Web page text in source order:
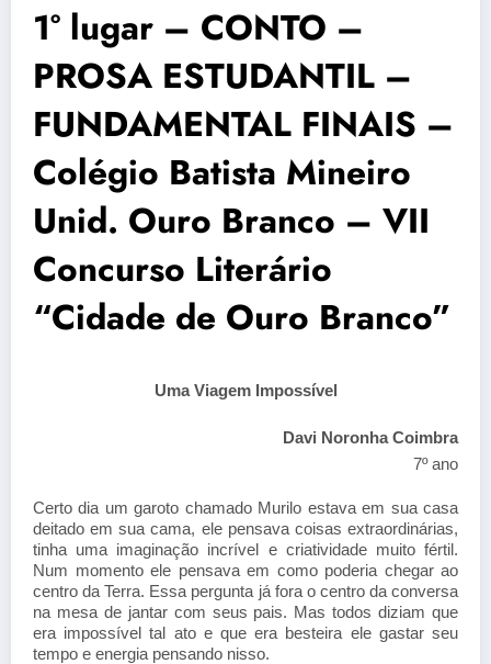
1° lugar – CONTO –
PROSA ESTUDANTIL –
FUNDAMENTAL FINAIS –
Colégio Batista Mineiro
Unid. Ouro Branco – VII
Concurso Literário
“Cidade de Ouro Branco”
Uma Viagem Impossível
Davi Noronha Coimbra
7º ano
Certo dia um garoto chamado Murilo estava em sua casa
deitado em sua cama, ele pensava coisas extraordinárias,
tinha uma imaginação incrível e criatividade muito fértil.
Num momento ele pensava em como poderia chegar ao
centro da Terra. Essa pergunta já fora o centro da conversa
na mesa de jantar com seus pais. Mas todos diziam que
era impossível tal ato e que era besteira ele gastar seu
tempo e energia pensando nisso.